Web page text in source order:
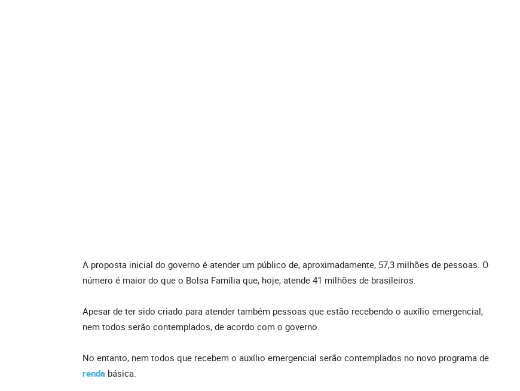
A proposta inicial do governo é atender um público de, aproximadamente, 57,3 milhões de pessoas. O
número é maior do que o Bolsa Família que, hoje, atende 41 milhões de brasileiros.
Apesar de ter sido criado para atender também pessoas que estão recebendo o auxílio emergencial,
nem todos serão contemplados, de acordo com o governo.
No entanto, nem todos que recebem o auxílio emergencial serão contemplados no novo programa de
renda básica.